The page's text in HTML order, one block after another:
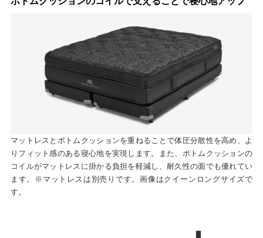
マットレスとボトムクッションを重ねることで体圧分散性を高め、よ
りフィット感のある寝心地を実現します。また、ボトムクッションの
コイルがマットレスに掛かる負担を軽減し、耐久性の面でも優れてい
ます。※マットレスは別売りです。画像はクイーンロングサイズで
す。